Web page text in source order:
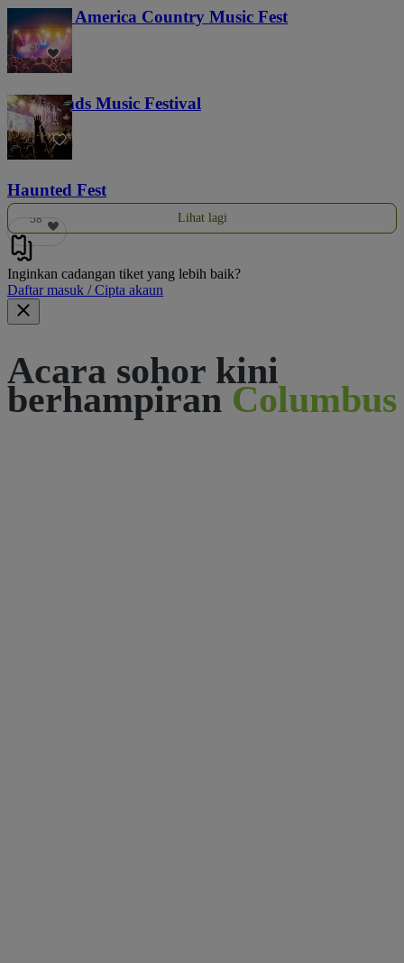
Voices of America Country Music Fest
36
Lost Lands Music Festival
121
Haunted Fest
58 Lihat lagi
Inginkan cadangan tiket yang lebih baik?
Daftar masuk / Cipta akaun
Acara sohor kini
berhampiran Columbus